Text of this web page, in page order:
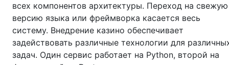
всех компонентов архитектуры. Переход на свежую
версию языка или фреймворка касается весь
систему. Внедрение казино обеспечивает
задействовать различные технологии для
задач. Один сервис работает на Python, второй на